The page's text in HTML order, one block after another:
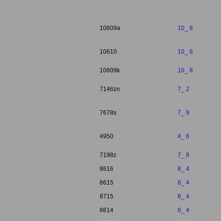
10609a 10_ 8
10610 10_ 8
10609k 10_ 8
7146zn 7_ 2
7678s 7_ 9
4950 4_ 6
7198z
7_ 8
8616
8_ 4
8615
8_ 4
8715
8_ 4
8614
8_ 4